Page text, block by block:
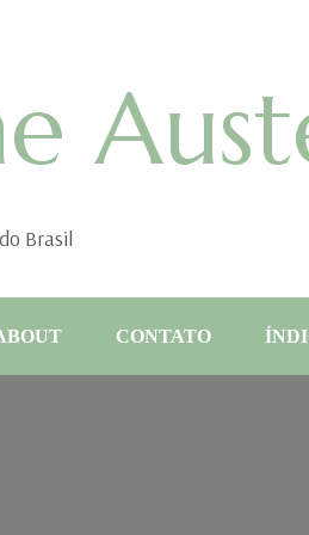
Brasil
CONTATO